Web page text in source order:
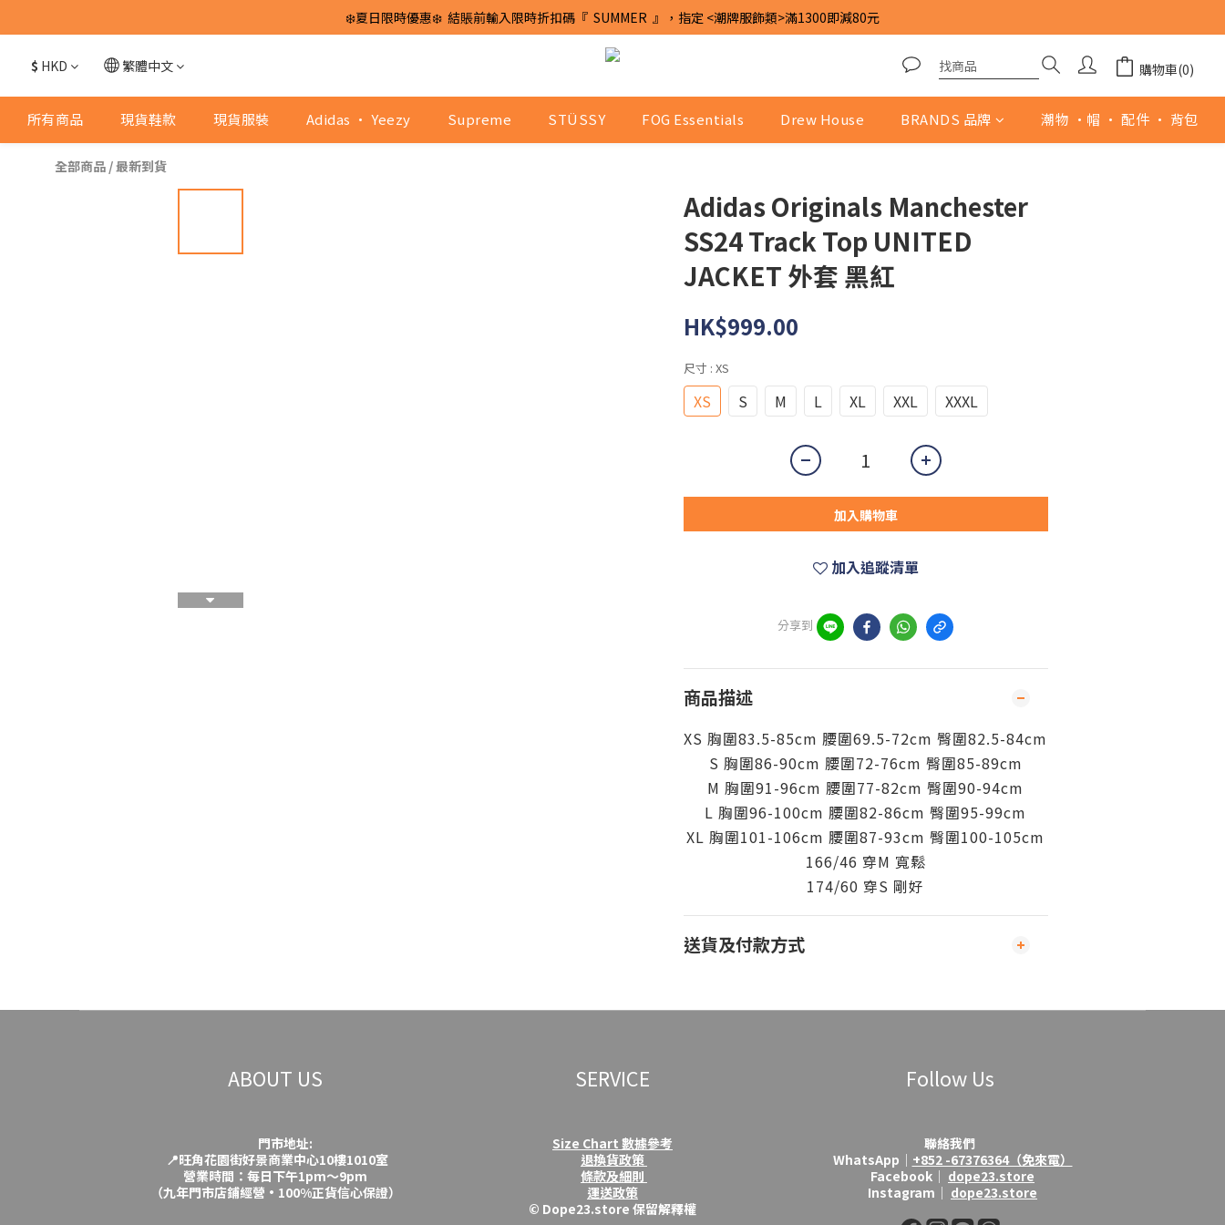
❄️夏日限時優惠❄️  結賬前輸入限時折扣碼『  SUMMER  』，指定 <潮牌服飾類>滿1300即減80元
$ HKD 繁體中文 購物車(0)
所有商品 現貨鞋款 現貨服裝 Adidas · Yeezy Supreme STÜSSY FOG Essentials Drew House BRANDS 品牌 潮物 ·帽 · 配件 · 背包
全部商品 /最新到貨
Adidas Originals Manchester
SS24 Track Top UNITED
JACKET 外套 黑紅
HK$999.00
尺寸 : XS
XS S M L XL XXL XXXL
加入購物車
加入追蹤清單
分享到
商品描述
XS 胸圍83.5-85cm 腰圍69.5-72cm 臀圍82.5-84cm
S 胸圍86-90cm 腰圍72-76cm 臀圍85-89cm
M 胸圍91-96cm 腰圍77-82cm 臀圍90-94cm
L 胸圍96-100cm 腰圍82-86cm 臀圍95-99cm
XL 胸圍101-106cm 腰圍87-93cm 臀圍100-105cm
166/46 穿M 寬鬆
174/60 穿S 剛好
送貨及付款方式
ABOUT US
門市地址:
📍旺角花園街好景商業中心10樓1010室
營業時間：每日下午1pm～9pm
（九年門市店鋪經營·100%正貨信心保證）
SERVICE
Size Chart 數據參考
退換貨政策
條款及細則
運送政策
© Dope23.store 保留解釋權
Follow Us
聯絡我們
WhatsApp│ +852 -67376364（免來電）
Facebook│ dope23.store
Instagram│ dope23.store